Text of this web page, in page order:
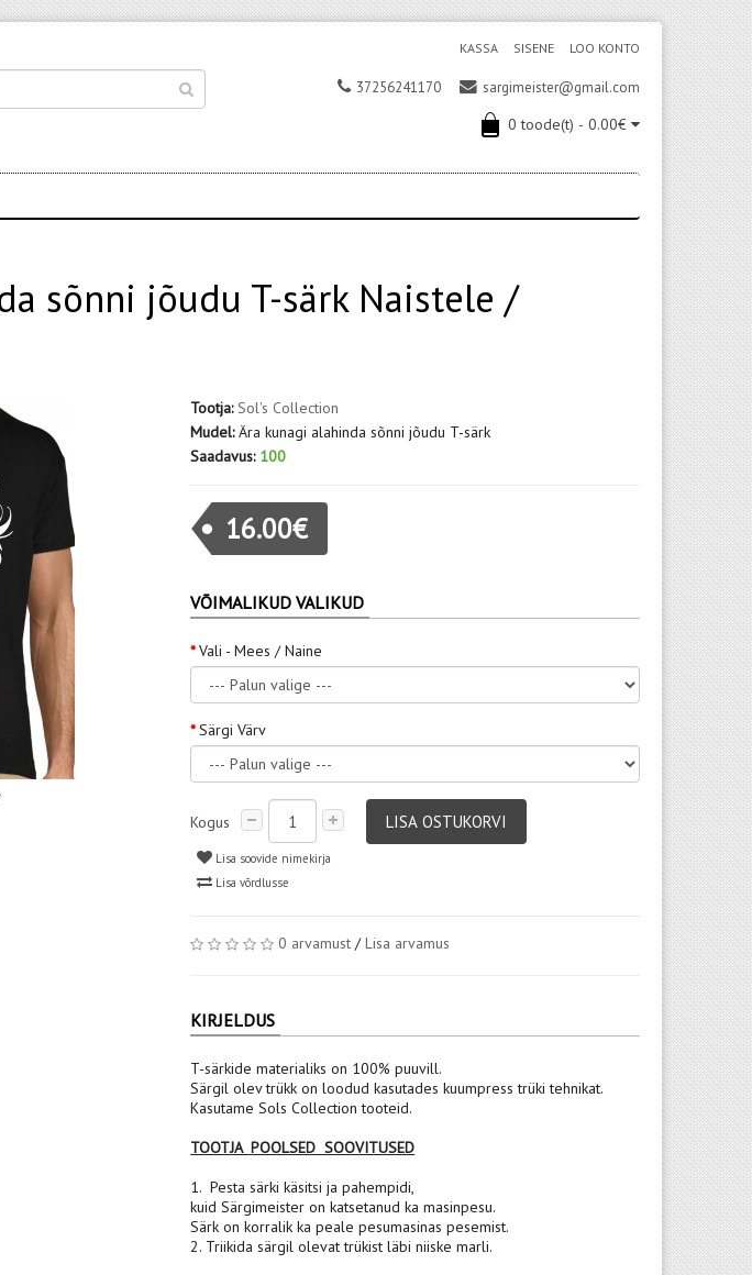
SISENE LOO KONTO
KASSA
37256241170 sargimeister@gmail.com
0 toode(t) - 0.00€
sõnni jõudu T-särk Naistele /
Tootja: Sol's Collection
Mudel: Ära kunagi alahinda sõnni jõudu T-särk
Saadavus: 100
16.00€
VÕIMALIKUD VALIKUD
Vali - Mees / Naine
Särgi Värv
Kogus LISA OSTUKORVI
Lisa soovide nimekirja
Lisa võrdlusse
0 arvamust /Lisa arvamus
KIRJELDUS
T-särkide materialiks on 100% puuvill.
Särgil olev trükk on loodud kasutades kuumpress trüki tehnikat.
Kasutame Sols Collection tooteid.
TOOTJA POOLSED SOOVITUSED
1. Pesta särki käsitsi ja pahempidi,
kuid Särgimeister on katsetanud ka masinpesu.
Särk on korralik ka peale pesumasinas pesemist.
2. Triikida särgil olevat trükist läbi niiske marli.